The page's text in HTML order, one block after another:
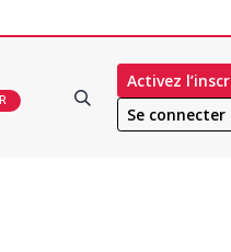
Activez
Se connecter